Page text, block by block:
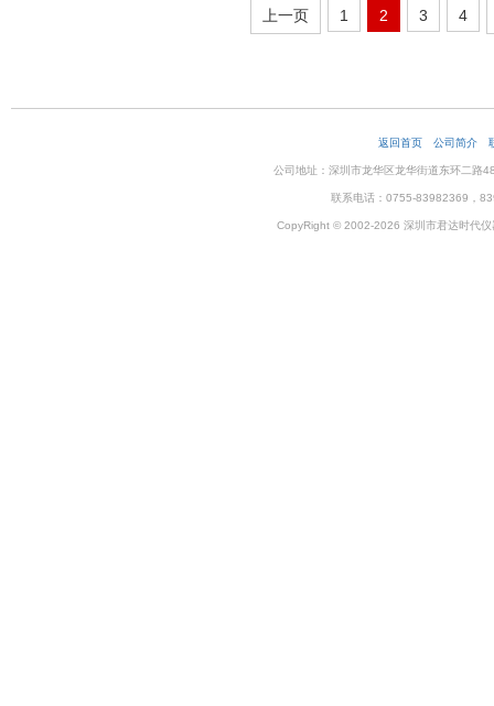
上一页 1 2 3 4
返回首页 公司简介
公司地址：深圳市龙华区龙华街道东环二
联系电话：0755-83982369，
CopyRight © 2002-2026 深圳市君达时代